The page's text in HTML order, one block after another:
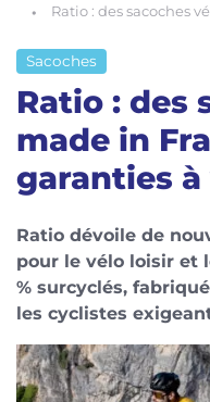
Ratio : des sacoches
Sacoches
Ratio : des
made in
garanties à
Ratio dévoile de
pour le vélo loisir et
% surcyclés,
les cyclistes